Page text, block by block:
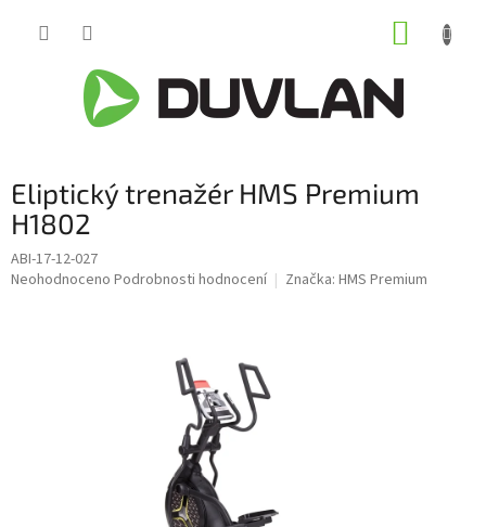
Eliptický trenažér HMS Premium
H1802
ABI-17-12-027
Průměrné
Neohodnoceno Podrobnosti hodnocení Značka: HMS Premium